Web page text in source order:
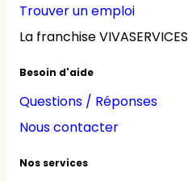
Trouver un emploi
La franchise VIVASERVICES
Besoin d'aide
Questions / Réponses
Nous contacter
Nos services